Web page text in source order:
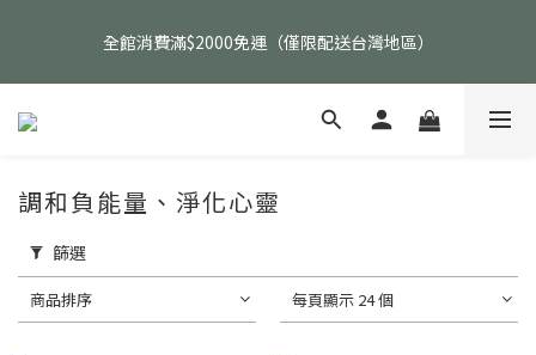
品除外）
全館消費滿$2000免運（僅限配送台灣地區）
父親節活動｜指定品項任選兩件88折（礦標｜高品水晶｜客製化商
調和負能量、淨化心靈
篩選
商品排序 每頁顯示 24 個